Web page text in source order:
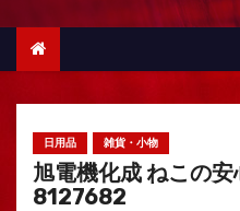
日用品 雑貨・小物
旭電機化成 ねこの
8127682